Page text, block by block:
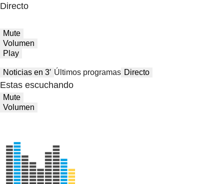
Directo
Mute
Volumen
Play
Noticias en 3′ Últimos programas Directo
Estas escuchando
Mute
Volumen